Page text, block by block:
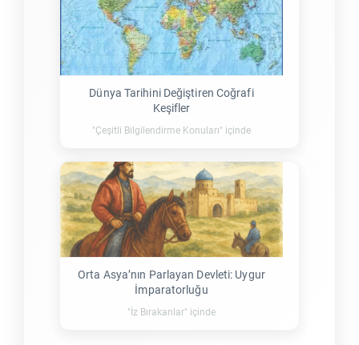
Dünya Tarihini Değiştiren Coğrafi
Keşifler
"Çeşitli Bilgilendirme Konuları" içinde
Orta Asya’nın Parlayan Devleti: Uygur
İmparatorluğu
"İz Bırakanlar" içinde